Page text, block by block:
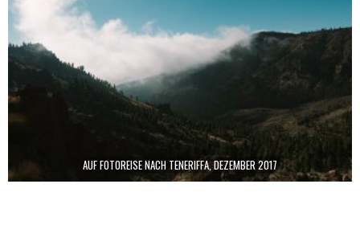
AUF FOTOREISE NACH TENERIFFA, DEZEMBER 2017